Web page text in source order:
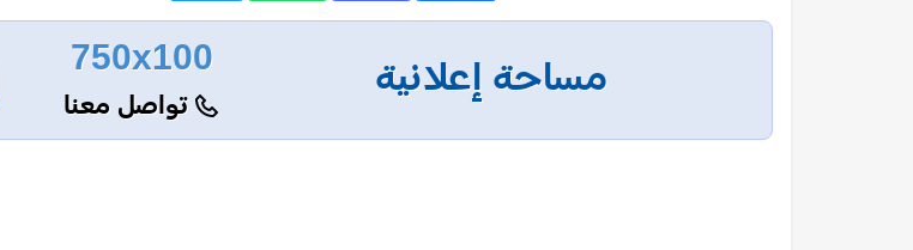
مساحة إعلانية
750x100
تواصل معنا